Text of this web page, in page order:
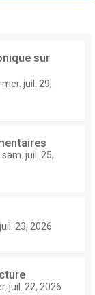
sur
mer. juil. 29,
sam. juil. 25,
23, 2026
juil. 22, 2026